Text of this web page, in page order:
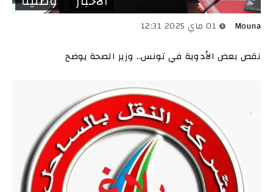
Mouna
نقص بعض الأدوية في تونس.. وزير الصحة يوضح